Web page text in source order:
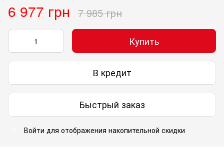
6 977 грн 7 985 грн
Купить
В кредит
Быстрый заказ
Войти для отображения накопительной скидки